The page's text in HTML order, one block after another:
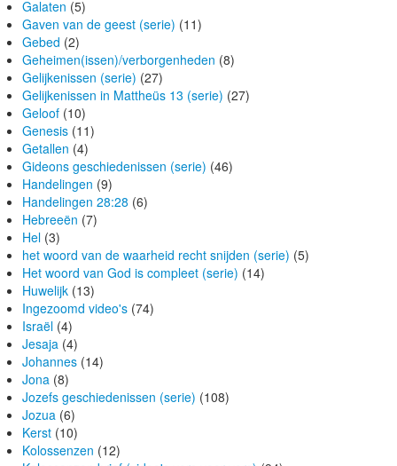
Galaten (5)
Gaven van de geest (serie) (11)
Gebed (2)
Geheimen(issen)/verborgenheden (8)
Gelijkenissen (serie) (27)
Gelijkenissen in Mattheüs 13 (serie) (27)
Geloof (10)
Genesis (11)
Getallen (4)
Gideons geschiedenissen (serie) (46)
Handelingen (9)
Handelingen 28:28 (6)
Hebreeën (7)
Hel (3)
het woord van de waarheid recht snijden (serie) (5)
Het woord van God is compleet (serie) (14)
Huwelijk (13)
Ingezoomd video's (74)
Israël (4)
Jesaja (4)
Johannes (14)
Jona (8)
Jozefs geschiedenissen (serie) (108)
Jozua (6)
Kerst (10)
Kolossenzen (12)